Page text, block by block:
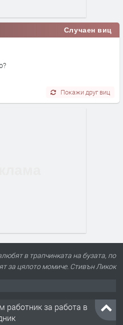
Случаен виц
Покажи друг виц
в трапчинката на бузата, по
за цялото момиче. Стивън Ликок
работник за работа в